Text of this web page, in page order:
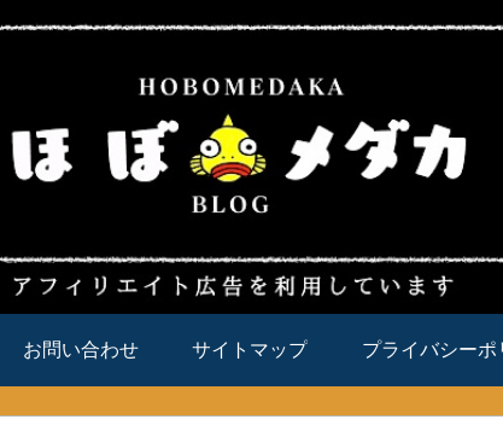
お問い合わせ サイトマップ プライバシーポ